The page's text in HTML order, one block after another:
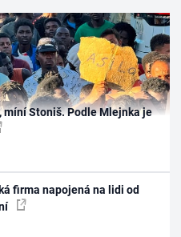
míní Stoniš. Podle Mlejnka je
firma napojená na lidi od